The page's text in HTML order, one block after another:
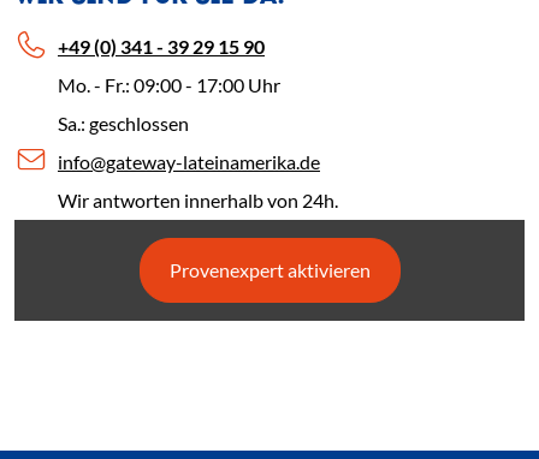
+49 (0) 341 - 39 29 15 90
Mo. - Fr.: 09:00 - 17:00 Uhr
Sa.: geschlossen
info@gateway-lateinamerika.de
Wir antworten innerhalb von 24h.
Provenexpert aktivieren